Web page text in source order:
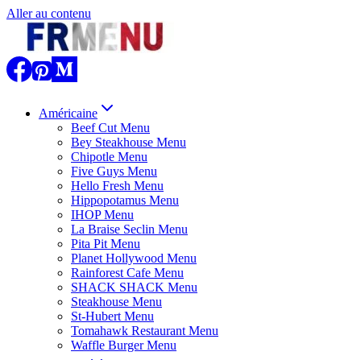
Aller au contenu
Américaine
Beef Cut Menu
Bey Steakhouse Menu
Chipotle Menu
Five Guys Menu
Hello Fresh Menu
Hippopotamus Menu
IHOP Menu
La Braise Seclin Menu
Pita Pit Menu
Planet Hollywood Menu
Rainforest Cafe Menu
SHACK SHACK Menu
Steakhouse Menu
St-Hubert Menu
Tomahawk Restaurant Menu
Waffle Burger Menu